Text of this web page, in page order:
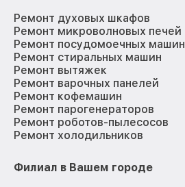
Ремонт духовых шкафов
Ремонт микроволновых печей
Ремонт посудомоечных машин
Ремонт стиральных машин
Ремонт вытяжек
Ремонт варочных панелей
Ремонт кофемашин
Ремонт парогенераторов
Ремонт роботов-пылесосов
Ремонт холодильников
Филиал в Вашем городе